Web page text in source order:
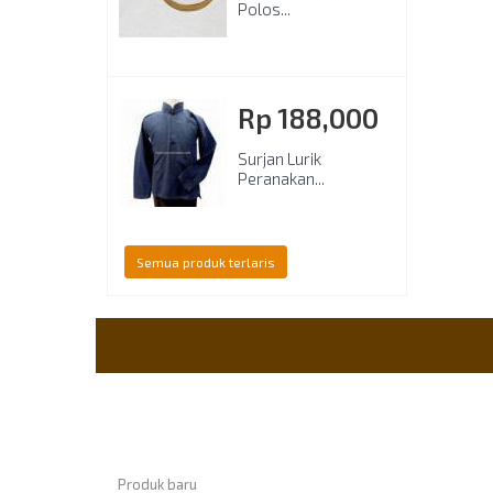
Polos...
Rp‎ 188,000
Surjan Lurik
Peranakan...
Semua produk terlaris
Produk baru